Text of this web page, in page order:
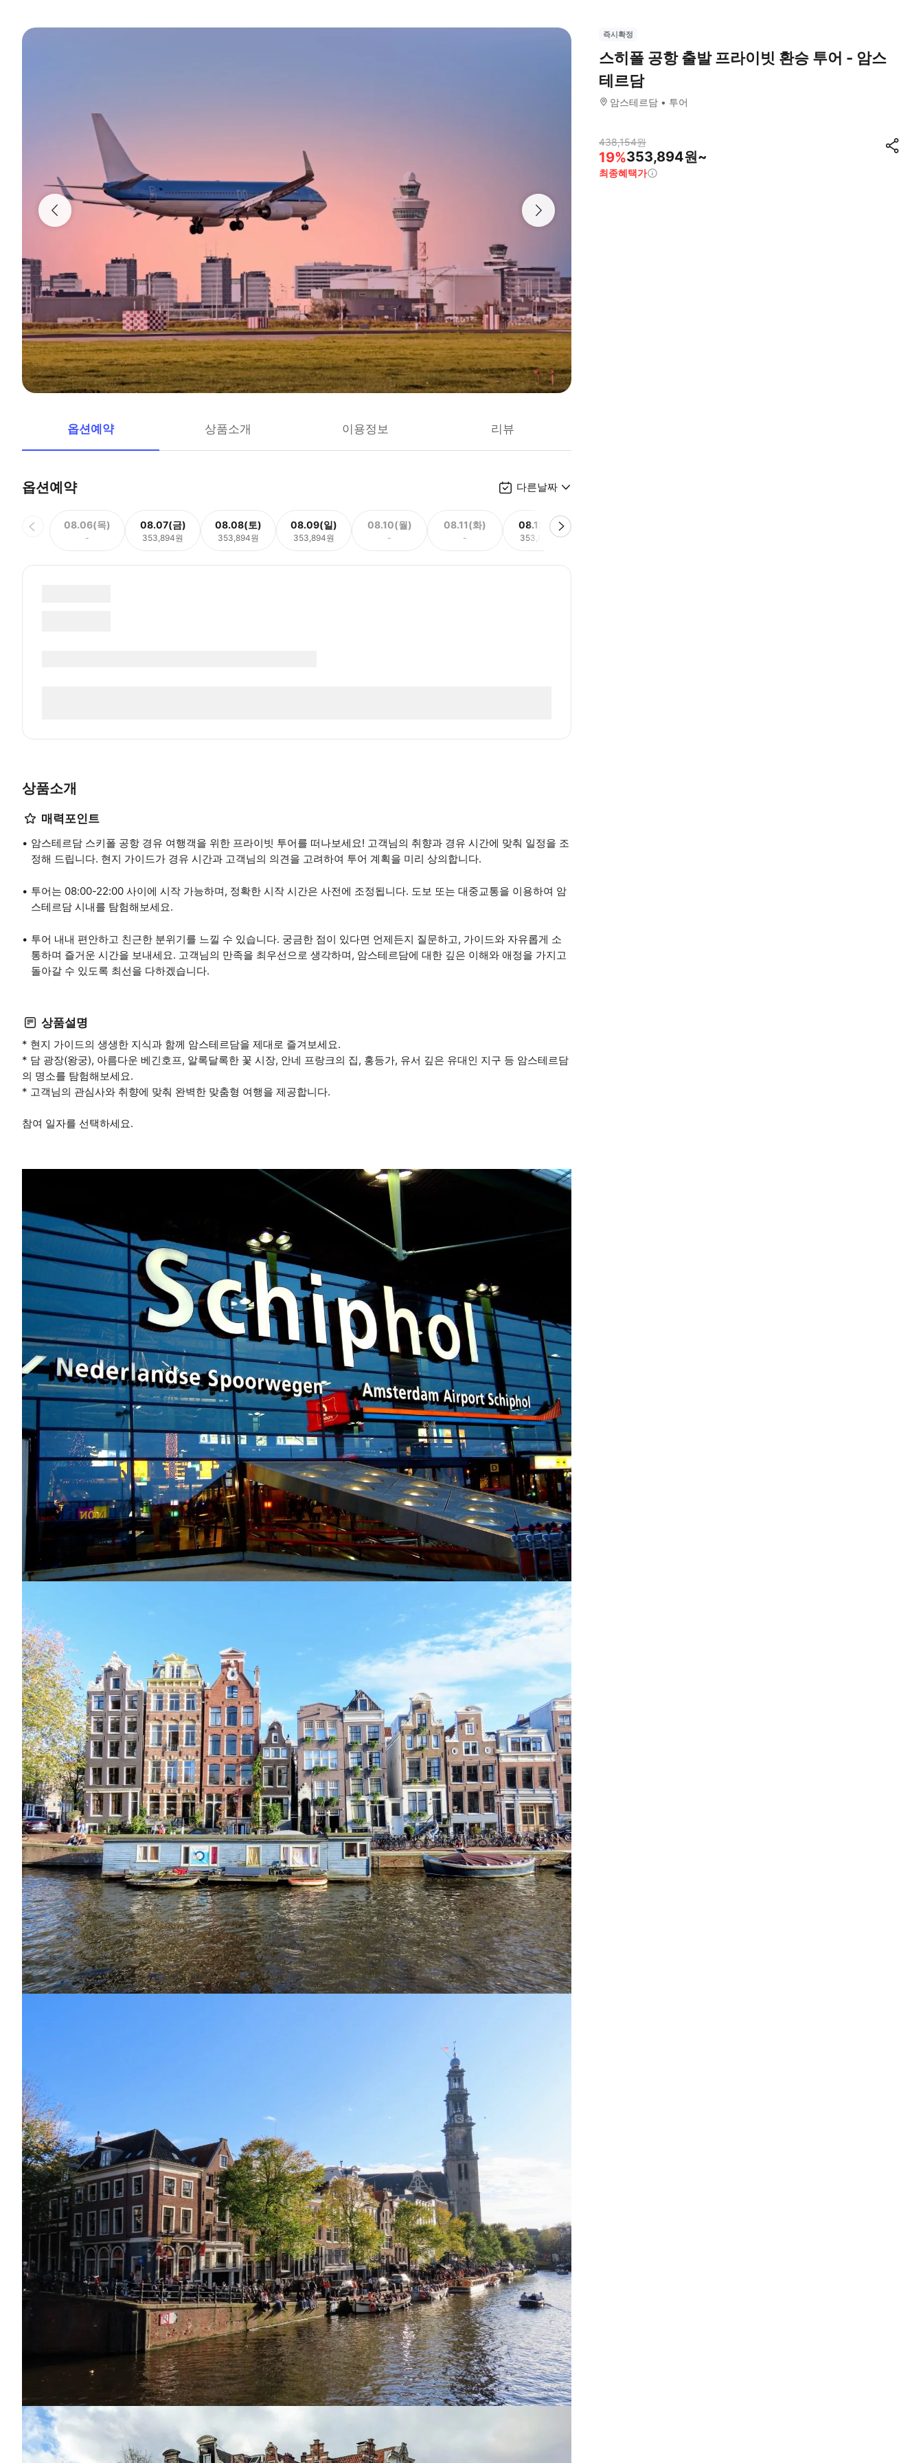
옵션예약 상품소개 이용정보 리뷰
옵션예약 다른날짜
08.06(목)
-
08.07(금)
353,894원
08.08(토)
353,894원
08.09(일)
353,894원
08.10(월)
-
08.11(화)
-
08.12(수)
353,894원
상품소개
매력포인트
암스테르담 스키폴 공항 경유 여행객을 위한 프라이빗 투어를 떠나보세요! 고객님의 취향과 경유 시간에 맞춰 일정을 조
정해 드립니다. 현지 가이드가 경유 시간과 고객님의 의견을 고려하여 투어 계획을 미리 상의합니다.
투어는 08:00-22:00 사이에 시작 가능하며, 정확한 시작 시간은 사전에 조정됩니다. 도보 또는 대중교통을 이용하여 암
스테르담 시내를 탐험해보세요.
투어 내내 편안하고 친근한 분위기를 느낄 수 있습니다. 궁금한 점이 있다면 언제든지 질문하고, 가이드와 자유롭게 소
통하며 즐거운 시간을 보내세요. 고객님의 만족을 최우선으로 생각하며, 암스테르담에 대한 깊은 이해와 애정을 가지고
돌아갈 수 있도록 최선을 다하겠습니다.
상품설명
* 현지 가이드의 생생한 지식과 함께 암스테르담을 제대로 즐겨보세요.
* 담 광장(왕궁), 아름다운 베긴호프, 알록달록한 꽃 시장, 안네 프랑크의 집, 홍등가, 유서 깊은 유대인 지구 등 암스테르담
의 명소를 탐험해보세요.
* 고객님의 관심사와 취향에 맞춰 완벽한 맞춤형 여행을 제공합니다.
참여 일자를 선택하세요.
즉시확정
스히폴 공항 출발 프라이빗 환승 투어 - 암스
테르담
암스테르담 투어
438,154원
19%353,894원~
최종혜택가